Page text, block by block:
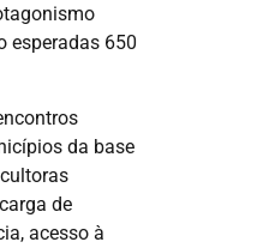
esperadas 650
da base
de
acesso à